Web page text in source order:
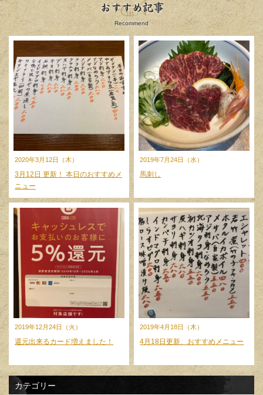
おすすめ記事
Recommend
2020年3月12日（木）
3月12日 更新！ 本日のおすすめメ
ニュー
2019年7月24日（水）
馬刺し
2019年12月24日（火）
還元出来るカード増えました！
2019年4月18日（木）
4月18日更新、おすすめメニュー
カテゴリー